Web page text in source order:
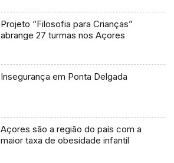
Projeto “Filosofia para Crianças”
abrange 27 turmas nos Açores
Insegurança em Ponta Delgada
Açores são a região do país com a
maior taxa de obesidade infantil